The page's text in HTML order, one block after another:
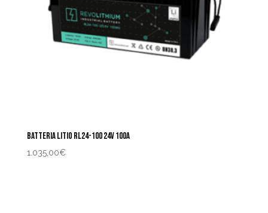
BATTERIA LITIO RL24-100 24V 100A
1.035,00€